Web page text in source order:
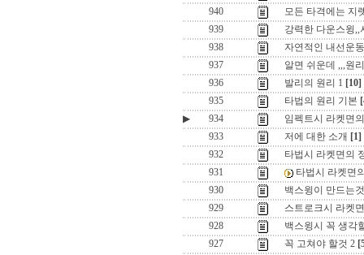
940
모든 타격에는 지
939
강력한 다운스윙,,
938
자연적인 내선운
937
알면 쉬운데 ,,,원
936
발리의 원리 1 [10]
935
타법의 원리 기본
▶
934
임펙트시 라켓면
933
저에 대한 소개 [1]
932
타법시 라켓면의
931
타법시 라켓면
930
백스윙이 만드는
929
스트로크시 라켓
928
백스윙시 꼭 생각
927
꼭 고쳐야 할것 2